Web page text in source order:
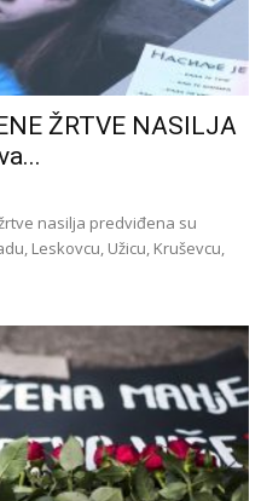
ŽRTVE NASILJA
nasilja predviđena su
Leskovcu, Užicu, Kruševcu,